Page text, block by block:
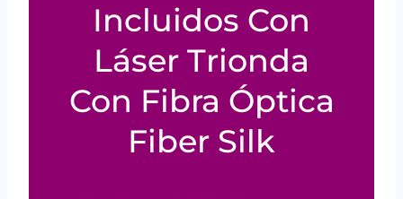
Incluidos Con
Láser Trionda
Con Fibra Óptica
Fiber Silk